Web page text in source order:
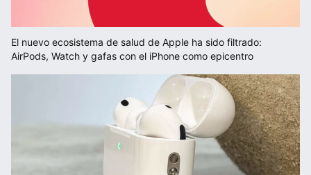
El nuevo ecosistema de salud de Apple ha sido filtrado:
AirPods, Watch y gafas con el iPhone como epicentro